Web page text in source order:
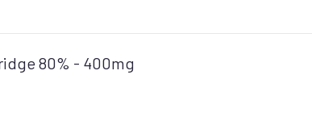
£22.50.
£25.00.£22.50.
80% - 400mg